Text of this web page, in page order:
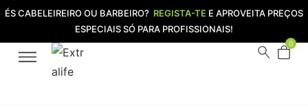
ÉS CABELEIREIRO OU BARBEIRO? REGISTA-TE E APROVEITA PREÇOS
ESPECIAIS SÓ PARA PROFISSIONAIS!
0